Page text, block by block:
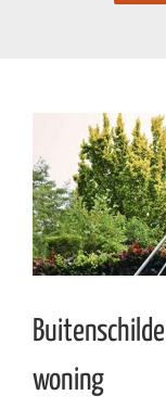
woning